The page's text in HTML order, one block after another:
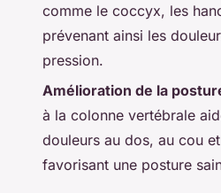
comme le coccyx, les
prévenant ainsi les
pression.
Amélioration de la
à la colonne vertébrale
douleurs au dos, au cou
favorisant une posture